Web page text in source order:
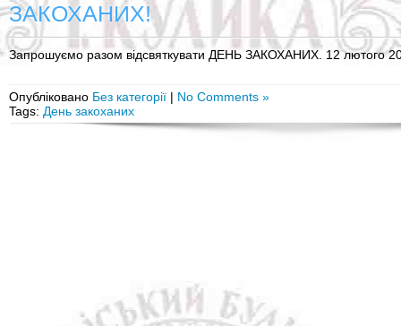
ЗАКОХАНИХ!
Запрошуємо разом відсвяткувати ДЕНЬ ЗАКОХАНИХ. 12 лютого
Опубліковано Без категорії | No Comments »
Tags: День закоханих